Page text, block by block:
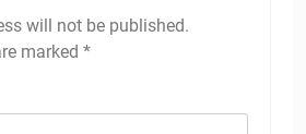
will not be published.
marked *